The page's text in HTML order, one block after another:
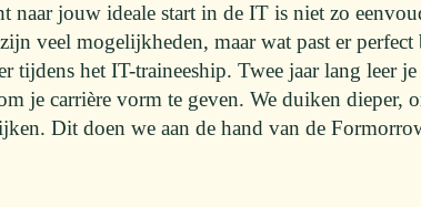
naar jouw ideale start in de IT is niet zo
veel mogelijkheden, maar wat past er
tijdens het IT-traineeship. Twee jaar lang leer je
je carrière vorm te geven. We duiken dieper,
Dit doen we aan de hand van de